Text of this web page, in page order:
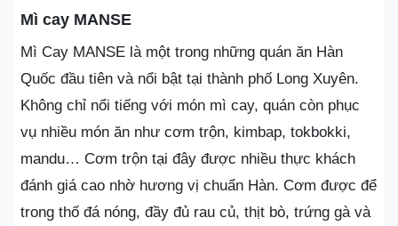
Mì cay MANSE
Mì Cay MANSE là một trong những quán ăn Hàn
Quốc đầu tiên và nổi bật tại thành phố Long Xuyên.
Không chỉ nổi tiếng với món mì cay, quán còn phục
vụ nhiều món ăn như cơm trộn, kimbap, tokbokki,
mandu… Cơm trộn tại đây được nhiều thực khách
đánh giá cao nhờ hương vị chuẩn Hàn. Cơm được để
trong thố đá nóng, đầy đủ rau củ, thịt bò, trứng gà và